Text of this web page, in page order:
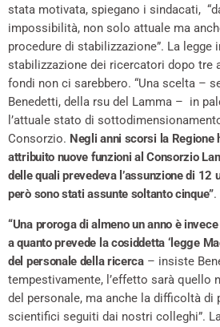
stata motivata, spiegano i sindacati,
impossibilità, non solo attuale ma
procedure di stabilizzazione”. La legge
stabilizzazione dei ricercatori dopo tre
fondi non ci sarebbero. “Una scelta –
Benedetti, della rsu del Lamma – in
l’attuale stato di
Consorzio. Negli anni scorsi la Regione
attribuito nuove funzioni al Consorzio
delle quali prevedeva l’assunzione di 12
però sono stati assunte soltanto cinque”.
“Una proroga di almeno un anno è
a quanto prevede la cosiddetta ‘legge
del personale della ricerca– insiste
tempestivamente, l’effetto sarà quello
del personale, ma anche la difficoltà di
scientifici seguiti dai nostri colleghi”.